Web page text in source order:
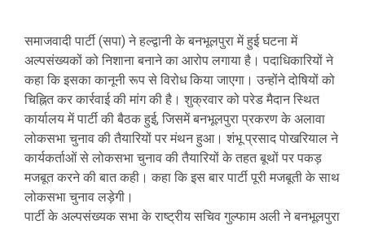
समाजवादी पार्टी (सपा) ने हल्द्वानी के बनभूलपुरा में हुई घटना में
अल्पसंख्यकों को निशाना बनाने का आरोप लगाया है। पदाधिकारियों ने
कहा कि इसका कानूनी रूप से विरोध किया जाएगा। उन्होंने दोषियों को
चिह्नित कर कार्रवाई की मांग की है। शुक्रवार को परेड मैदान स्थित
कार्यालय में पार्टी की बैठक हुई, जिसमें बनभूलपुरा प्रकरण के अलावा
लोकसभा चुनाव की तैयारियों पर मंथन हुआ। शंभू प्रसाद पोखरियाल ने
कार्यकर्ताओं से लोकसभा चुनाव की तैयारियों के तहत बूथों पर पकड़
मजबूत करने की बात कही। कहा कि इस बार पार्टी पूरी मजबूती के साथ
लोकसभा चुनाव लड़ेगी।
पार्टी के अल्पसंख्यक सभा के राष्ट्रीय सचिव गुल्फाम अली ने बनभूलपुरा